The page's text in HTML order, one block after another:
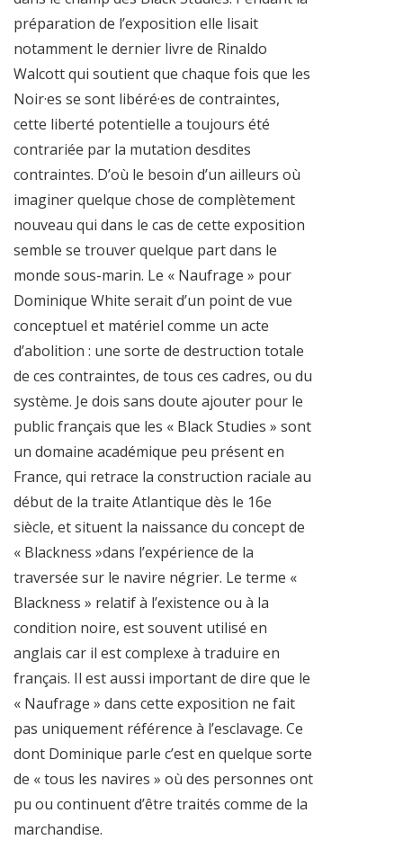
préparation de l’exposition elle lisait
notamment le dernier livre de Rinaldo
Walcott qui soutient que chaque fois que les
Noir·es se sont libéré·es de contraintes,
cette liberté potentielle a toujours été
contrariée par la mutation desdites
contraintes. D’où le besoin d’un ailleurs où
imaginer quelque chose de complètement
nouveau qui dans le cas de cette exposition
semble se trouver quelque part dans le
monde sous-marin. Le « Naufrage » pour
Dominique White serait d’un point de vue
conceptuel et matériel comme un acte
d’abolition : une sorte de destruction totale
de ces contraintes, de tous ces cadres, ou du
système. Je dois sans doute ajou­ter pour le
public français que les « Black Studies » sont
un domaine académique peu présent en
France, qui retrace la construction raciale au
début de la traite Atlantique dès le 16e
siècle, et situent la naissance du concept de
« Blackness »dans l’expérience de la
traversée sur le navire négrier. Le terme «
Blackness » relatif à l’existence ou à la
condition noire, est souvent utilisé en
anglais car il est complexe à traduire en
français. Il est aussi important de dire que le
« Naufrage » dans cette exposition ne fait
pas uniquement référence à l’esclavage. Ce
dont Dominique parle c’est en quelque sorte
de « tous les navires » où des personnes ont
pu ou continuent d’être traités comme de la
marchandise.